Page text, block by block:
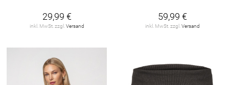
29,99 €
inkl. MwSt. zzgl. Versand
59,99 €
inkl. MwSt. zzgl. Versand